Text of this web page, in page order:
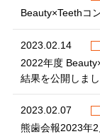
Beauty×Teethコ
2023.02.14
2022年度
結果を公開しま
2023.02.07
熊歯会報2023年